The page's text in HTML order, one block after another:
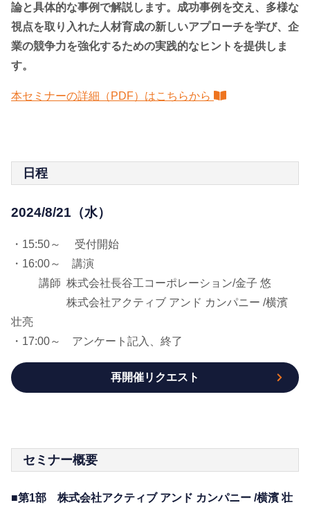
論と具体的な事例で解説します。成功事例を交え、多様な
視点を取り入れた人材育成の新しいアプローチを学び、企
業の競争力を強化するための実践的なヒントを提供しま
す。
本セミナーの詳細（PDF）はこちらから
日程
2024/8/21（水）
・15:50～ 受付開始
・16:00～ 講演
講師 株式会社長谷工コーポレーション/金子 悠
株式会社アクティブ アンド カンパニー /横濱
壮亮
・17:00～ アンケート記入、終了
再開催リクエスト
セミナー概要
■第1部 株式会社アクティブ アンド カンパニー /横濱 壮